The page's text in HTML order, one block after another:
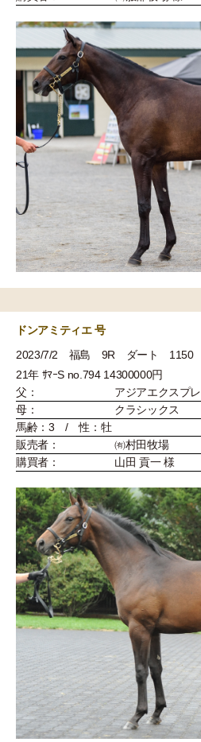
ドンアミティエ 号
2023/7/2 福島 9R ダート 1150
21年 ｻﾏｰS no.794 14300000円
父：
アジアエクスプ
母：
クラシックス
馬齢：3 / 性：牡
販売者：
㈲村田牧場
購買者：
山田 貢一 様